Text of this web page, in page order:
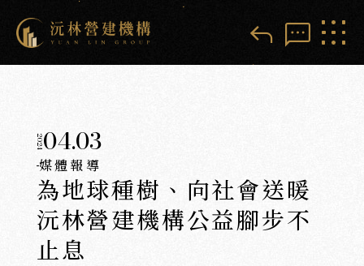
reply sms
202404.03
媒體報導
為地球種樹、向社會送暖
沅林營建機構公益腳步不
止息